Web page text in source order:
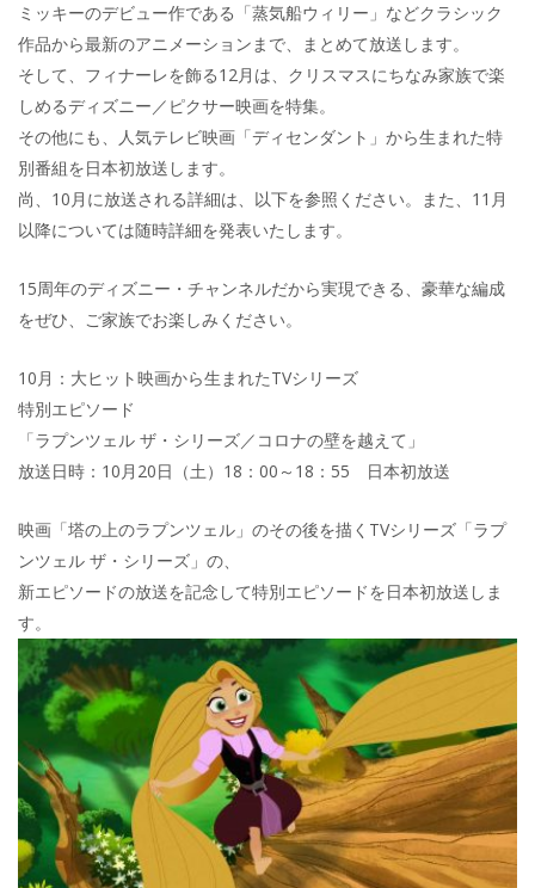
ミッキーのデビュー作である「蒸気船ウィリー」などクラシック
作品から最新のアニメーションまで、まとめて放送します。
そして、フィナーレを飾る12月は、クリスマスにちなみ家族で楽
しめるディズニー／ピクサー映画を特集。
その他にも、人気テレビ映画「ディセンダント」から生まれた特
別番組を日本初放送します。
尚、10月に放送される詳細は、以下を参照ください。また、11月
以降については随時詳細を発表いたします。
15周年のディズニー・チャンネルだから実現できる、豪華な編成
をぜひ、ご家族でお楽しみください。
10月：大ヒット映画から生まれたTVシリーズ
特別エピソード
「ラプンツェル ザ・シリーズ／コロナの壁を越えて」
放送日時：10月20日（土）18：00～18：55 日本初放送
映画「塔の上のラプンツェル」のその後を描くTVシリーズ「ラプ
ンツェル ザ・シリーズ」の、
新エピソードの放送を記念して特別エピソードを日本初放送しま
す。